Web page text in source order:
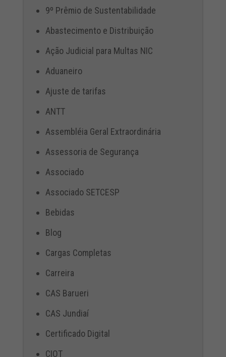
9º Prêmio de Sustentabilidade
Abastecimento e Distribuição
Ação Judicial para Multas NIC
Aduaneiro
Ajuste de tarifas
ANTT
Assembléia Geral Extraordinária
Assessoria de Segurança
Associado
Associado SETCESP
Bebidas
Blog
Cargas Completas
Carreira
CAS Barueri
CAS Jundiaí
Certificado Digital
CIOT